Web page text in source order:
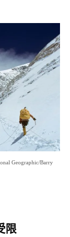
Geographic/Barry
限